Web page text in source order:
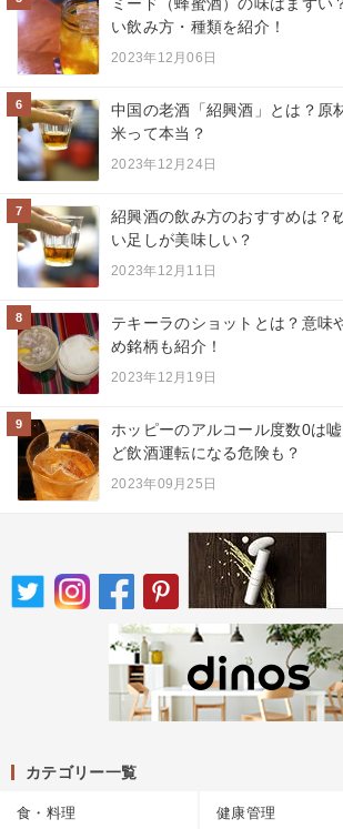
い飲み方・種類を紹介！
2023年12月06日
6
中国の老酒「紹興酒」とは？原
米って本当？
2023年12月24日
7
紹興酒の飲み方のおすすめは？
い足しが美味しい？
2023年12月11日
8
テキーラのショットとは？意味
め銘柄も紹介！
2023年12月19日
9
ホッピーのアルコール度数0は
ど飲酒運転になる危険も？
2023年09月25日
カテゴリー一覧
食・料理 健康管理